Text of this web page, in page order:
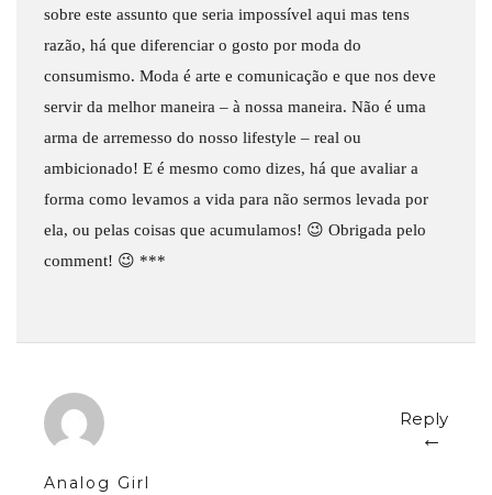
sobre este assunto que seria impossível aqui mas tens
razão, há que diferenciar o gosto por moda do
consumismo. Moda é arte e comunicação e que nos deve
servir da melhor maneira – à nossa maneira. Não é uma
arma de arremesso do nosso lifestyle – real ou
ambicionado! E é mesmo como dizes, há que avaliar a
forma como levamos a vida para não sermos levada por
ela, ou pelas coisas que acumulamos! 😉 Obrigada pelo
comment! 😉 ***
Analog Girl
Reply
←